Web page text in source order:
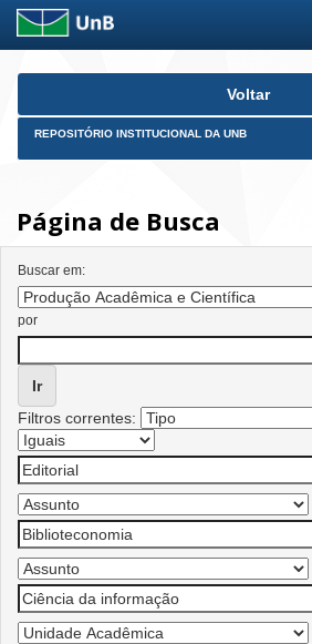
Skip
Voltar
REPOSITÓRIO INSTITUCIONAL DA UNB
Página de Busca
Buscar em:
por
Filtros correntes: